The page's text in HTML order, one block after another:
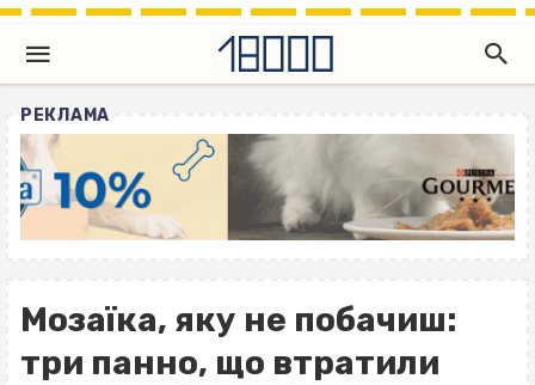
РЕКЛАМА
Мозаїка, яку не побачиш:
три панно, що втратили